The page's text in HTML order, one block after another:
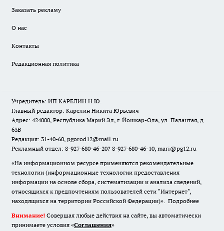
Заказать рекламу
О нас
Контакты
Редакционная политика
Учредитель: ИП КАРЕЛИН Н.Ю.
Главный редактор: Карелин Никита Юрьевич
Адрес: 424000, Республика Марий Эл, г. Йошкар-Ола, ул. Палантая, д.
63В
Редакция: 31-40-60, pgorod12@mail.ru
Рекламный отдел: 8-927-680-46-20? 8-927-680-46-10, mari@pg12.ru
«На информационном ресурсе применяются рекомендательные
технологии (информационные технологии предоставления
информации на основе сбора, систематизации и анализа сведений,
относящихся к предпочтениям пользователей сети "Интернет",
находящихся на территории Российской Федерации)». Подробнее
Внимание! Совершая любые действия на сайте, вы автоматически
принимаете условия «Cоглашения»